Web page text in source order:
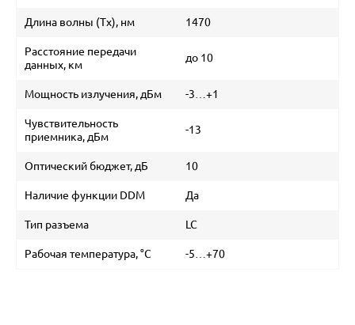
Длина волны (Tx), нм 1470
Расстояние передачи
данных, км
до 10
Мощность излучения, дБм -3…+1
Чувствительность
приемника, дБм
-13
Оптический бюджет, дБ 10
Наличие функции DDM Да
Тип разъема LC
Рабочая температура, °C -5…+70